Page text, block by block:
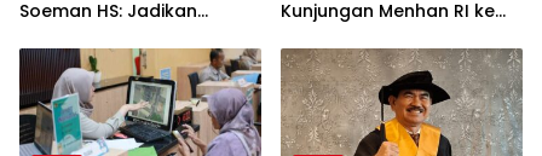
Soeman HS: Jadikan
Kawah Candradimuka
Intelektual
Kunjungan Menhan RI ke
Perkuat Pembangunan
Satuan